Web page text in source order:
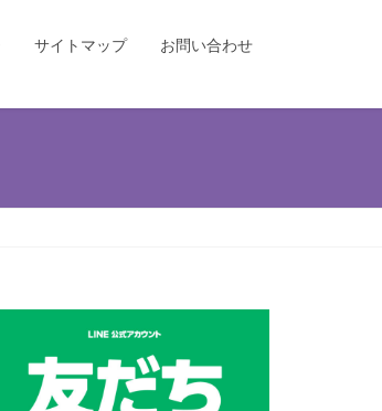
サイトマップ お問い合わせ